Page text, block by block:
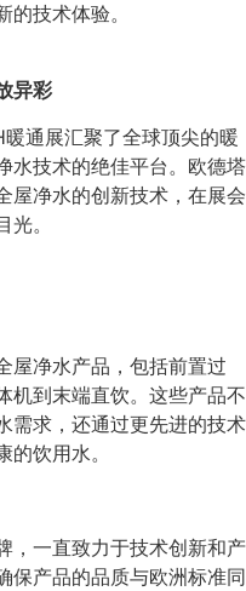
技术体验。
异彩
通展汇聚了全球顶尖的暖
水技术的绝佳平台。欧德塔
屋净水的创新技术，在展会
。
屋净水产品，包括前置过
机到末端直饮。这些产品不
需求，还通过更先进的技术
饮用水。
，一直致力于技术创新和产
保产品的品质与欧洲标准同